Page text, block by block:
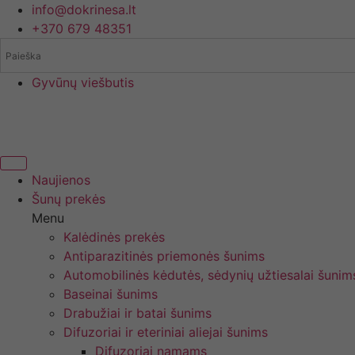
prie
info@dokrinesa.lt
+370 679 48351
Gyvūnų viešbutis
Naujienos
Šunų prekės
Menu
Kalėdinės prekės
Antiparazitinės priemonės šunims
Automobilinės kėdutės, sėdynių užtiesalai
Baseinai šunims
Drabužiai ir batai šunims
Difuzoriai ir eteriniai aliejai šunims
Difuzoriai namams